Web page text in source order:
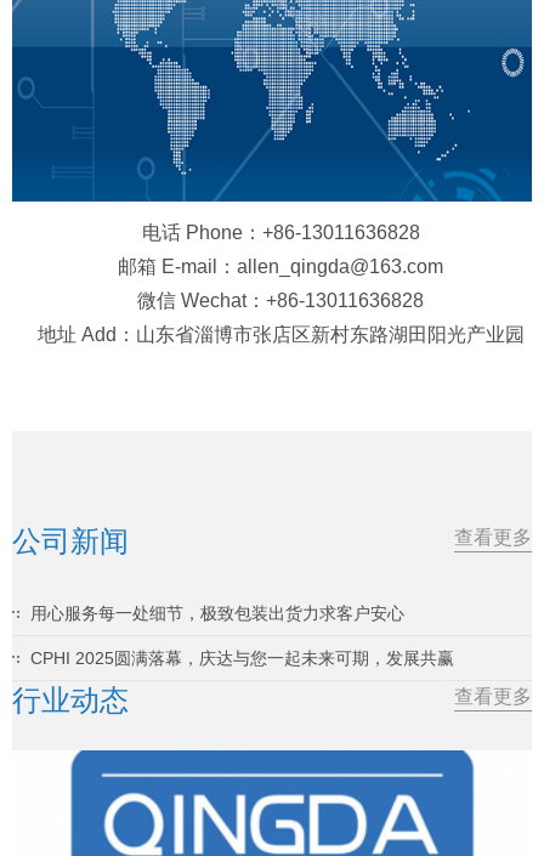
电话 Phone：+86-13011636828
邮箱 E-mail：allen_qingda@163.com
微信 Wechat：+86-13011636828
地址 Add：山东省淄博市张店区新村东路湖田阳光产业园
公司新闻 查看更多
用心服务每一处细节，极致包装出货力求客户安心
CPHI 2025圆满落幕，庆达与您一起未来可期，发展共赢
行业动态 查看更多